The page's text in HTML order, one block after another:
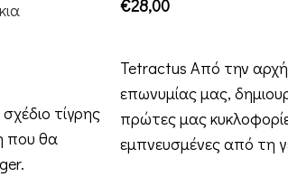
τίγρης
που θα
€28,00
Tetractus Από την
επωνυμίας μας,
πρώτες μας
εμπνευσμένες από τη